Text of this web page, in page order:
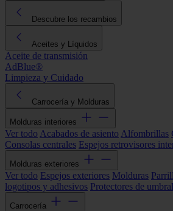
Descubre los recambios
Aceites y Líquidos
Aceite de transmisión
AdBlue®
Limpieza y Cuidado
Carrocería y Molduras
Molduras interiores
Ver todo Acabados de asiento Alfombrillas
Consolas centrales Espejos retrovisores
Molduras exteriores
Ver todo Espejos exteriores Molduras
logotipos y adhesivos Protectores de
Carrocería